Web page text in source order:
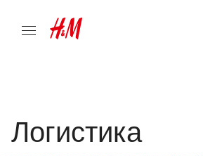
Логистика